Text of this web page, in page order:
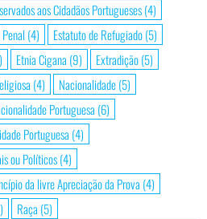
aos Cidadãos Portugueses(4)
(4) Estatuto de Refugiado(5)
Etnia Cigana (9) Extradição(5)
(4) Nacionalidade(5)
Portuguesa (6)
Portuguesa (4)
ou Políticos(4)
da livre Apreciação da Prova (4)
Raça (5)